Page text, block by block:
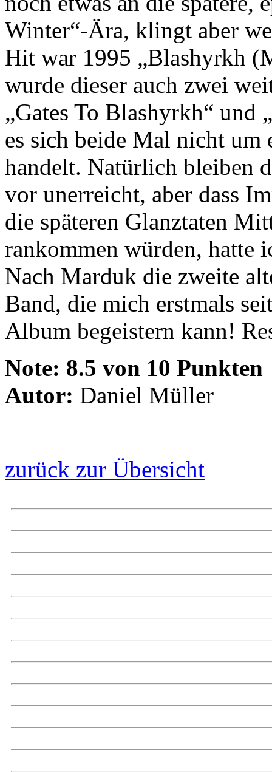
Winter“-Ära, klingt aber
Hit war 1995 „Blashyrkh
wurde dieser auch zwei
„Gates To Blashyrkh“ und
es sich beide Mal nicht um
handelt. Natürlich bleiben
vor unerreicht, aber dass
die späteren Glanztaten
rankommen würden, hatte
Nach Marduk die zweite
Band, die mich erstmals
Album begeistern kann!
Note: 8.5 von 10 Punkten
Autor: Daniel Müller
zurück zur Übersicht